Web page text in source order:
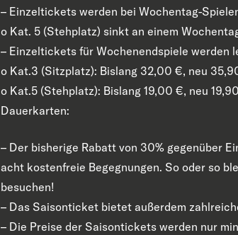
– Einzeltickets werden bei Wochentag-
o Kat. 5 (Stehplatz) sinkt an einem
– Einzeltickets für Wochenendspiele werden
o Kat.3 (Sitzplatz): Bislang 32,00 €, neu
o Kat.5 (Stehplatz): Bislang 19,00 €, neu
Dauerkarten:
– Der bisherige Rabatt von 30% gegenüber
acht kostenfreie Begegnungen. So oder so
besuchen!
– Das Saisonticket bietet außerdem
– Die Preise der Saisontickets werden nur